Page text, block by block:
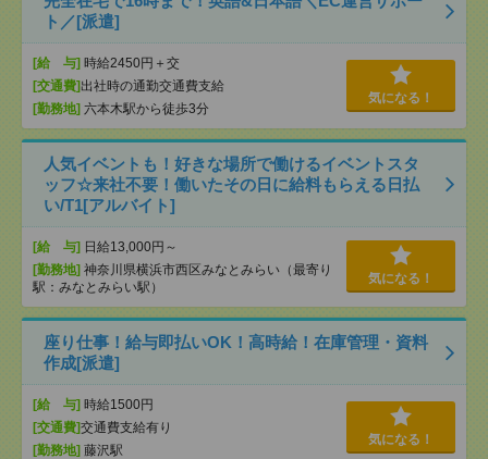
ト／[派遣]
[給 与] 時給2450円＋交
[交通費]出社時の通勤交通費支給
[勤務地] 六本木駅から徒歩3分
気になる！
人気イベントも！好きな場所で働けるイベントスタ
ッフ☆来社不要！働いたその日に給料もらえる日払
い/T1[アルバイト]
[給 与] 日給13,000円～
[勤務地] 神奈川県横浜市西区みなとみらい（最寄り
駅：みなとみらい駅）
気になる！
座り仕事！給与即払いOK！高時給！在庫管理・資料
作成[派遣]
[給 与] 時給1500円
[交通費]交通費支給有り
[勤務地] 藤沢駅
気になる！